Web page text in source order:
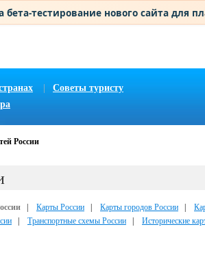
бета-тестирование нового сайта для
Советы туристу
России
Карты России Карты городов России
Транспортные схемы России Исторические